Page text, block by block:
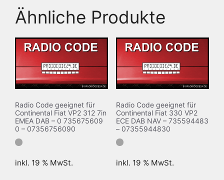
Ähnliche Produkte
Radio Code geeignet für
Continental Fiat VP2 312 7in
EMEA DAB – 0 735675609
0 – 07356756090
inkl. 19 % MwSt.
Radio Code geeignet für
Continental Fiat 330 VP2
ECE DAB NAV – 735594483
– 07355944830
inkl. 19 % MwSt.